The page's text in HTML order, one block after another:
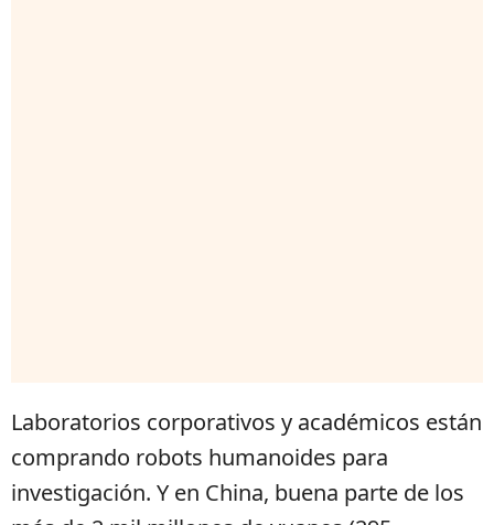
Laboratorios corporativos y académicos están
comprando robots humanoides para
investigación. Y en China, buena parte de los